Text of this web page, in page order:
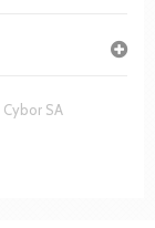
Cybor SA